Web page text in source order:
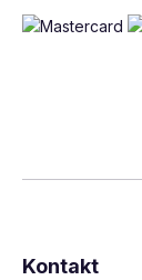
Kontakt